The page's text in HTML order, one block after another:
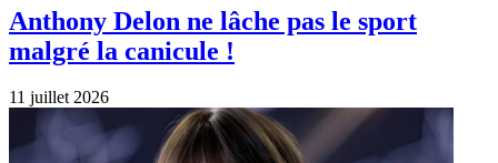
Anthony Delon ne lâche pas le sport
malgré la canicule !
11 juillet 2026